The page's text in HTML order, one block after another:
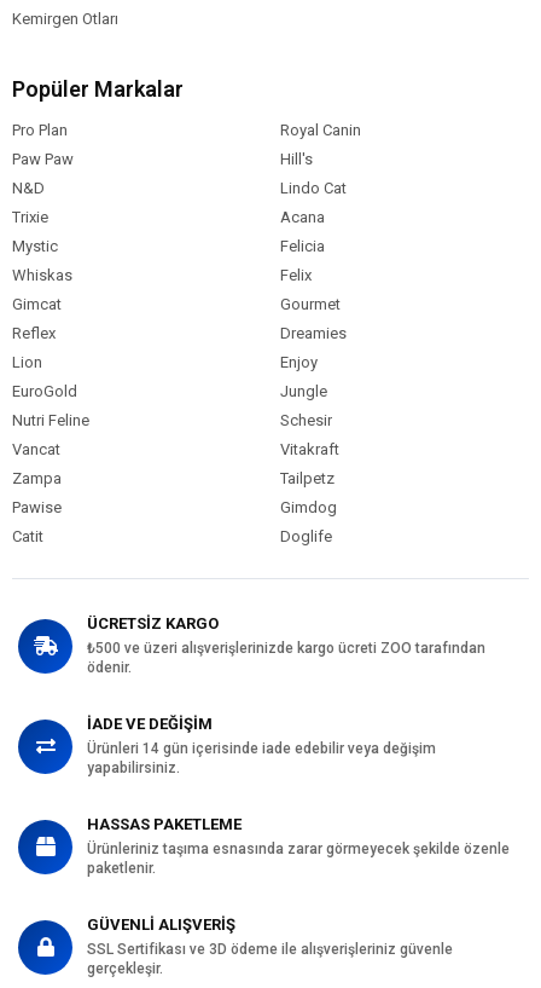
Kemirgen Otları
Popüler Markalar
Pro Plan
Royal Canin
Paw Paw
Hill's
N&D
Lindo Cat
Trixie
Acana
Mystic
Felicia
Whiskas
Felix
Gimcat
Gourmet
Reflex
Dreamies
Lion
Enjoy
EuroGold
Jungle
Nutri Feline
Schesir
Vancat
Vitakraft
Zampa
Tailpetz
Pawise
Gimdog
Catit
Doglife
ÜCRETSİZ KARGO
₺500 ve üzeri alışverişlerinizde kargo ücreti ZOO tarafından
ödenir.
İADE VE DEĞİŞİM
Ürünleri 14 gün içerisinde iade edebilir veya değişim
yapabilirsiniz.
HASSAS PAKETLEME
Ürünleriniz taşıma esnasında zarar görmeyecek şekilde özenle
paketlenir.
GÜVENLİ ALIŞVERİŞ
SSL Sertifikası ve 3D ödeme ile alışverişleriniz güvenle
gerçekleşir.